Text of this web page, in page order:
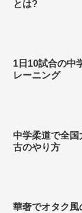
とは?
1日10試合の中
レーニング
中学柔道で全
古のやり方
華奢でオタク